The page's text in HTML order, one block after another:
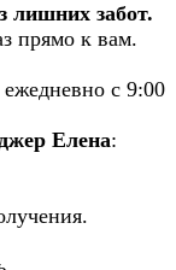
лишних забот.
прямо к вам.
ежедневно с 9:00
Елена: